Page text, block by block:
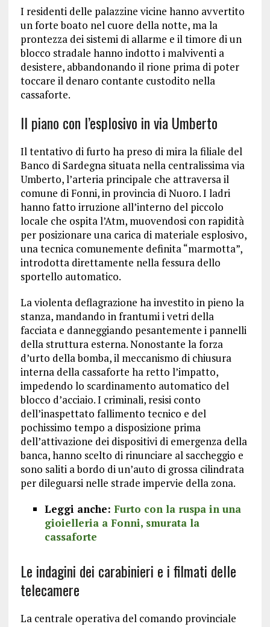
I residenti delle palazzine vicine hanno avvertito
un forte boato nel cuore della notte, ma la
prontezza dei sistemi di allarme e il timore di un
blocco stradale hanno indotto i malviventi a
desistere, abbandonando il rione prima di poter
toccare il denaro contante custodito nella
cassaforte.
Il piano con l’esplosivo in via Umberto
Il tentativo di furto ha preso di mira la filiale del
Banco di Sardegna situata nella centralissima via
Umberto, l’arteria principale che attraversa il
comune di Fonni, in provincia di Nuoro. I ladri
hanno fatto irruzione all’interno del piccolo
locale che ospita l’Atm, muovendosi con rapidità
per posizionare una carica di materiale esplosivo,
una tecnica comunemente definita “marmotta”,
introdotta direttamente nella fessura dello
sportello automatico.
La violenta deflagrazione ha investito in pieno la
stanza, mandando in frantumi i vetri della
facciata e danneggiando pesantemente i pannelli
della struttura esterna. Nonostante la forza
d’urto della bomba, il meccanismo di chiusura
interna della cassaforte ha retto l’impatto,
impedendo lo scardinamento automatico del
blocco d’acciaio. I criminali, resisi conto
dell’inaspettato fallimento tecnico e del
pochissimo tempo a disposizione prima
dell’attivazione dei dispositivi di emergenza della
banca, hanno scelto di rinunciare al saccheggio e
sono saliti a bordo di un’auto di grossa cilindrata
per dileguarsi nelle strade impervie della zona.
Leggi anche: Furto con la ruspa in una
gioielleria a Fonni, smurata la
cassaforte
Le indagini dei carabinieri e i filmati delle
telecamere
La centrale operativa del comando provinciale